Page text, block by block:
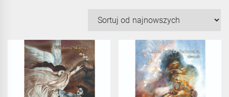
najnowszych